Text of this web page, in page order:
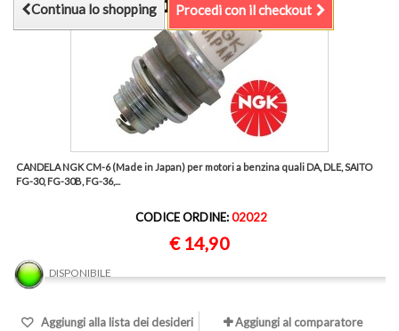
Continua lo shopping Procedi con il checkout
CANDELA NGK CM-6 (Made in Japan) per motori a benzina quali DA, DLE, SAITO
FG-30, FG-30B, FG-36,...
CODICE ORDINE:02022
€ 14,90
DISPONIBILE
Aggiungi alla lista dei desideri Aggiungi al comparatore